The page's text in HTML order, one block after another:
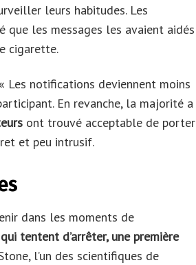
leurs habitudes. Les
que les messages les avaient aidés
cigarette.
Les notifications deviennent moins
En revanche, la majorité a
ont trouvé acceptable de porter
et peu intrusif.
dans les moments de
tentent d’arrêter, une première
l’un des scientifiques de